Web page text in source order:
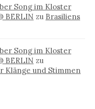
Song im Kloster
BERLIN zu Brasiliens
Song im Kloster
BERLIN zu
Klänge und Stimmen